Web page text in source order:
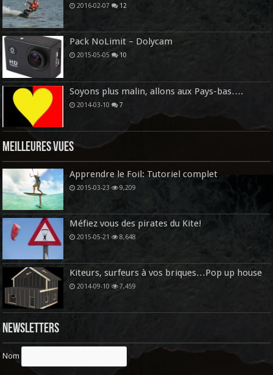
2016-02-07 12
Pack NoLimit – Dolycam
2015-05-05 10
Soyons plus malin, allons aux Pays-bas….
2014-03-10 7
Meilleures vues
Apprendre le Foil: Tutoriel complet
2015-03-23 9,209
Méfiez vous des pirates du Kite!
2015-05-21 8,648
Kiteurs, surfeurs à vos briques…Pop up house
2014-09-10 7,459
Newsletters
Nom